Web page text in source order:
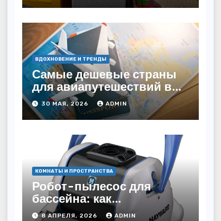
ВДОХНОВЕНИЕ И ТРЕНДЫ
Самые дешевые страны
для авиапутешествий в
2026 году: куда слетать за
копейки?
30 МАЯ, 2026 ADMIN
КОМНАТЫ И ПРОСТРАНСТВА
Робот-пылесос для
бассейна: как
пользоваться, чтобы
8 АПРЕЛЯ, 2026 ADMIN